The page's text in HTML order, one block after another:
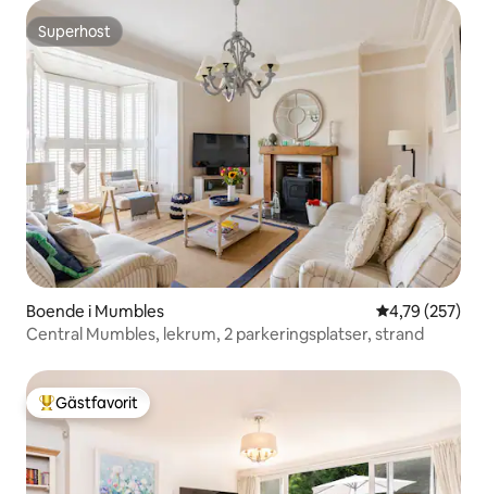
Superhost
Superhost
Boende i Mumbles 4,79 av 5 i
4,79 (257)
Central Mumbles, lekrum, 2 parkeringsplatser, strand
Populär gästfavorit
Gästfavorit